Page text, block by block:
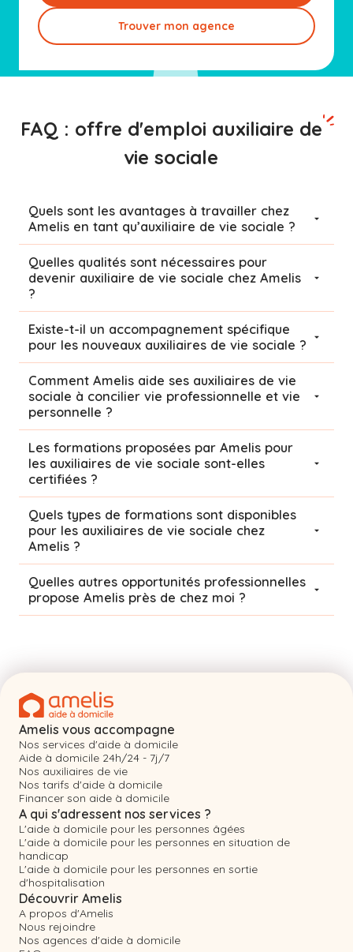
Trouver mon agence
FAQ : offre d'emploi auxiliaire de
vie sociale
Quels sont les avantages à travailler chez
Amelis en tant qu’auxiliaire de vie sociale ?
Quelles qualités sont nécessaires pour
devenir auxiliaire de vie sociale chez Amelis
?
Existe-t-il un accompagnement spécifique
pour les nouveaux auxiliaires de vie sociale ?
Comment Amelis aide ses auxiliaires de vie
sociale à concilier vie professionnelle et vie
personnelle ?
Les formations proposées par Amelis pour
les auxiliaires de vie sociale sont-elles
certifiées ?
Quels types de formations sont disponibles
pour les auxiliaires de vie sociale chez
Amelis ?
Quelles autres opportunités professionnelles
propose Amelis près de chez moi ?
Amelis vous accompagne
Nos services d'aide à domicile
Aide à domicile 24h/24 - 7j/7
Nos auxiliaires de vie
Nos tarifs d'aide à domicile
Financer son aide à domicile
A qui s'adressent nos services ?
L'aide à domicile pour les personnes âgées
L'aide à domicile pour les personnes en situation de
handicap
L'aide à domicile pour les personnes en sortie
d'hospitalisation
Découvrir Amelis
A propos d'Amelis
Nous rejoindre
Nos agences d'aide à domicile